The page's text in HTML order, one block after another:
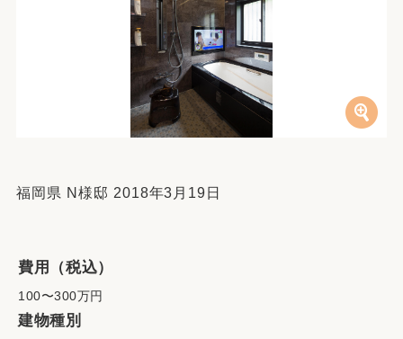
福岡県 N様邸 2018年3月19日
費用（税込）
100〜300万円
建物種別